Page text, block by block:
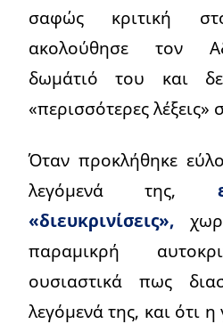
σαφώς κριτική
ακολούθησε τον
δωμάτιό του και
«περισσότερες λέξεις»
Όταν προκλήθηκε
λεγόμενά της,
«διευκρινίσεις»,
παραμικρή
ουσιαστικά πως
λεγόμενά της, και ότι